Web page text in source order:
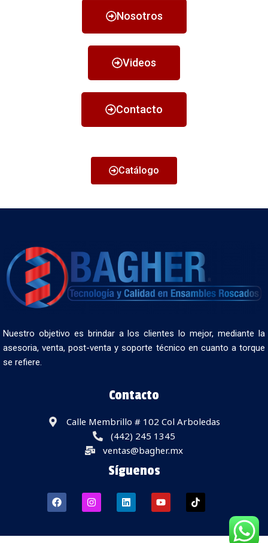
Nosotros
Videos
Contacto
Catálogo
Nuestro objetivo es brindar a los clientes lo mejor, mediante la
asesoria, venta, post-venta y soporte técnico en cuanto a torque
se refiere.
Contacto
Calle Membrillo # 102 Col Arboledas
(442) 245 1345
ventas@bagher.mx
Síguenos